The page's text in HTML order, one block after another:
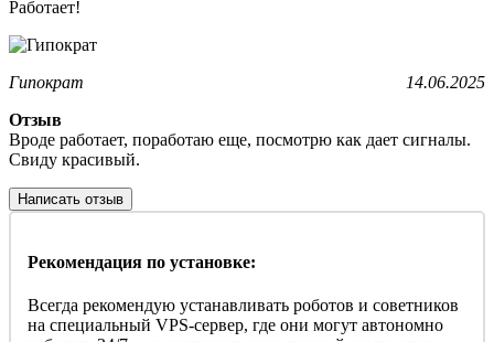
Работает!
Гипократ
14.06.2025
Отзыв
Вроде работает, поработаю еще, посмотрю как дает сигналы.
Свиду красивый.
Написать отзыв
Рекомендация по установке:
Всегда рекомендую устанавливать роботов и советников
на специальный VPS-сервер, где они могут автономно